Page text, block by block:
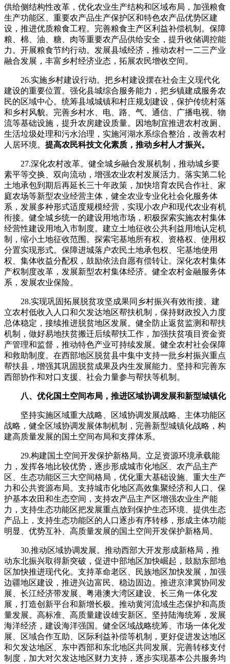
供给侧结构性改革，优化农业生产结构和区域布局，加强粮食
生产功能区、重要农产品生产保护区和特色农产品优势区建
设，推进优质粮食工程。完善粮食主产区利益补偿机制。保障
粮、棉、油、糖、肉等重要农产品供给安全，提升收储调控能
力。开展粮食节约行动。发展县域经济，推动农村一二三产业
融合发展，丰富乡村经济业态，拓展农民增收空间。
26.实施乡村建设行动。把乡村建设摆在社会主义现代化
建设的重要位置。强化县城综合服务能力，把乡镇建成服务农
民的区域中心。统筹县域城镇和村庄规划建设，保护传统村落
和乡村风貌。完善乡村水、电、路、气、通信、广播电视、物
流等基础设施，提升农房建设质量。因地制宜推进农村改厕、
生活垃圾处理和污水治理，实施河湖水系综合整治，改善农村
人居环境。 提高农民科技文化素质，推动乡村人才振兴。
27.深化农村改革。健全城乡融合发展机制，推动城乡要
素平等交换、双向流动，增强农业农村发展活力。落实第二轮
土地承包到期后再延长三十年政策，加快培育农民合作社、家
庭农场等新型农业经营主体，健全农业专业化社会化服务体
系，发展多种形式适度规模经营，实现小农户和现代农业有机
衔接。健全城乡统一的建设用地市场，积极探索实施农村集体
经营性建设用地入市制度。建立土地征收公共利益用地认定机
制，缩小土地征收范围。探索宅基地所有权、资格权、使用权
分置实现形式。保障进城落户农民土地承包权、宅基地使用
权、集体收益分配权，鼓励依法自愿有偿转让。深化农村集体
产权制度改革，发展新型农村集体经济。健全农村金融服务体
系，发展农业保险。
28.实现巩固拓展脱贫攻坚成果同乡村振兴有效衔接。建
立农村低收入人口和欠发达地区帮扶机制，保持财政投入力度
总体稳定，接续推进脱贫地区发展。健全防止返贫监测和帮扶
机制，做好易地扶贫搬迁后续帮扶工作，加强扶贫项目资金资
产管理和监督，推动特色产业可持续发展。健全农村社会保障
和救助制度。在西部地区脱贫县中集中支持一批乡村振兴重点
帮扶县，增强其巩固脱贫成果及内生发展能力。坚持和完善东
西部协作和对口支援、社会力量参与帮扶等机制。
八、优化国土空间布局，推进区域协调发展和新型城镇化
坚持实施区域重大战略、区域协调发展战略、主体功能区
战略，健全区域协调发展体制机制，完善新型城镇化战略，构
建高质量发展的国土空间布局和支撑体系。
29.构建国土空间开发保护新格局。立足资源环境承载能
力，发挥各地比较优势，逐步形成城市化地区、农产品主产
区、生态功能区三大空间格局，优化重大基础设施、重大生产
力和公共资源布局。支持城市化地区高效集聚经济和人口、保
护基本农田和生态空间，支持农产品主产区增强农业生产能
力，支持生态功能区把发展重点放到保护生态环境、提供生态
产品上，支持生态功能区的人口逐步有序转移，形成主体功能
明显、优势互补、高质量发展的国土空间开发保护新格局。
30.推动区域协调发展。推动西部大开发形成新格局，推
动东北振兴取得新突破，促进中部地区加快崛起，鼓励东部地
区加快推进现代化。支持革命老区、民族地区加快发展，加强
边疆地区建设，推进兴边富民、稳边固边。推进京津冀协同发
展、长江经济带发展、粤港澳大湾区建设、长三角一体化发
展，打造创新平台和新增长极。推动黄河流域生态保护和高质
量发展。高标准、高质量建设雄安新区。坚持陆海统筹，发展
海洋经济，建设海洋强国。健全区域战略统筹、市场一体化发
展、区域合作互助、区际利益补偿等机制，更好促进发达地区
和欠发达地区、东中西部和东北地区共同发展。完善转移支付
制度，加大对欠发达地区财力支持，逐步实现基本公共服务均